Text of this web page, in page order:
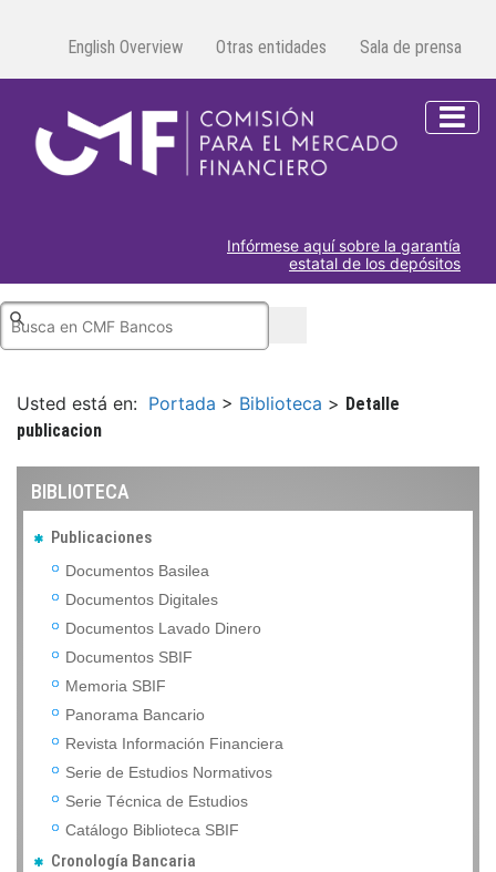
English Overview Otras entidades Sala de prensa
Infórmese aquí sobre la garantía
estatal de los depósitos
Usted está en: Portada > Biblioteca > Detalle
publicacion
BIBLIOTECA
Publicaciones
Documentos Basilea
Documentos Digitales
Documentos Lavado Dinero
Documentos SBIF
Memoria SBIF
Panorama Bancario
Revista Información Financiera
Serie de Estudios Normativos
Serie Técnica de Estudios
Catálogo Biblioteca SBIF
Cronología Bancaria